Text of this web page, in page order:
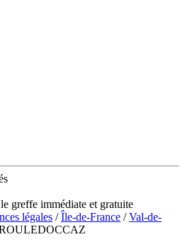
greffe immédiate et gratuite
légales /Île-de-France /Val-de-
ROULEDOCCAZ